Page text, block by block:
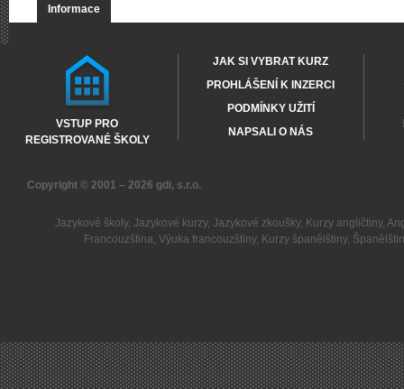
Informace
VSTUP PRO
REGISTROVANÉ ŠKOLY
JAK SI VYBRAT KURZ
PROHLÁŠENÍ K INZERCI
PODMÍNKY UŽITÍ
NAPSALI O NÁS
Copyright © 2001 – 2026 gdi, s.r.o.
Jazykové školy, Jazykové kurzy, Jazykové zkoušky, Kurzy angličtiny,
Francouzština,Výuka francouzštiny, Kurzy španělštiny,